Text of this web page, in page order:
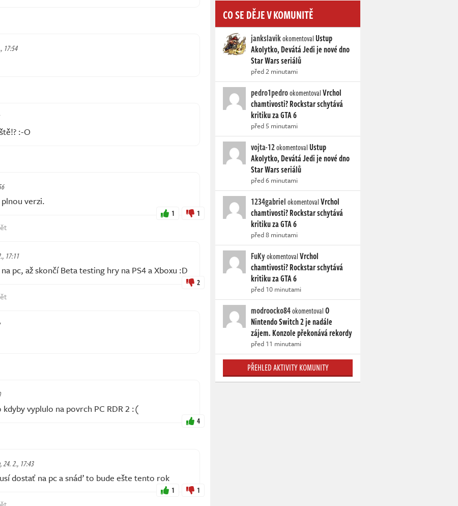
17:54
:-O
verzi.
1 1
17:11
pc, až skončí Beta testing hry na PS4 a Xboxu :D
2
vyplulo na povrch PC RDR 2 :(
4
24. 2., 17:43
dostať na pc a snáď to bude ešte tento rok
1 1
CO SE DĚJE V KOMUNITĚ
jankslavikokomentovalUstup
Akolytko, Devátá Jedi je nové dno
Star Wars seriálů
před 2 minutami
pedro1pedrookomentovalVrchol
chamtivosti? Rockstar schytává
kritiku za GTA 6
před 5 minutami
vojta-12okomentovalUstup
Akolytko, Devátá Jedi je nové dno
Star Wars seriálů
před 6 minutami
1234gabrielokomentovalVrchol
chamtivosti? Rockstar schytává
kritiku za GTA 6
před 8 minutami
FuKyokomentovalVrchol
chamtivosti? Rockstar schytává
kritiku za GTA 6
před 10 minutami
modroocko84okomentovalO
Nintendo Switch 2 je nadále
zájem. Konzole překonává rekordy
před 11 minutami
PŘEHLED AKTIVITY KOMUNITY